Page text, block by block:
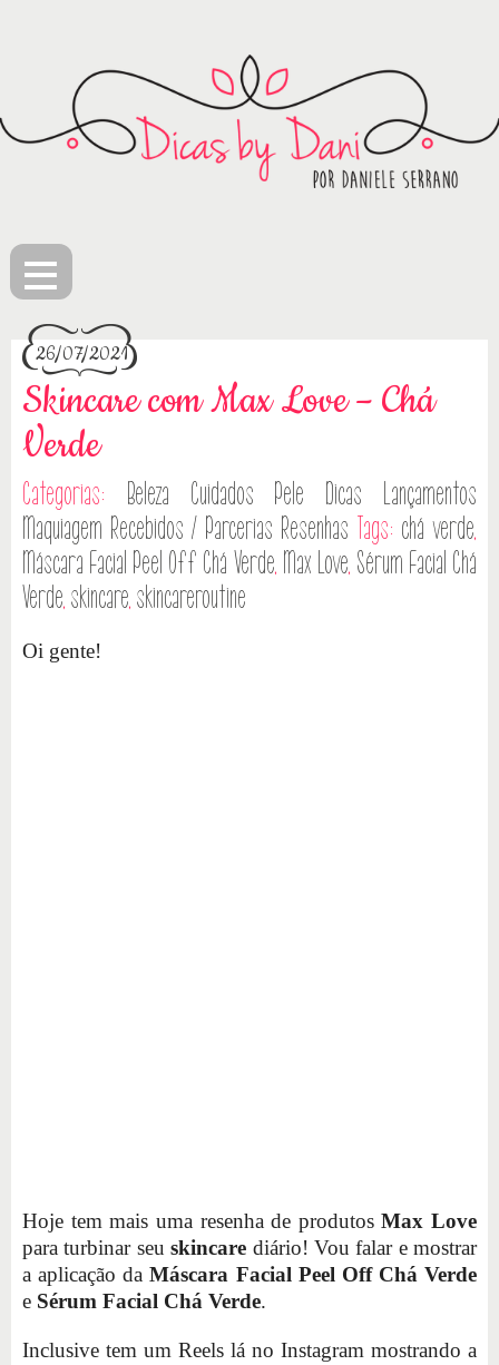
≡
26/07/2021
Skincare com Max Love – Chá
Verde
Categorias: Beleza Cuidados Pele Dicas
Lançamentos
Maquiagem Recebidos / Parcerias Resenhas Tags: chá verde,
Máscara Facial Peel Off Chá Verde, Max Love, Sérum Facial Chá
Verde, skincare, skincareroutine
Oi gente!
Hoje tem mais uma resenha de produtosMax Love
para turbinar seuskincare diário! Vou falar e mostrar
a aplicação daMáscara Facial Peel Off Chá Verde
e Sérum Facial Chá Verde.
Inclusive tem um Reels lá no Instagram mostrando a